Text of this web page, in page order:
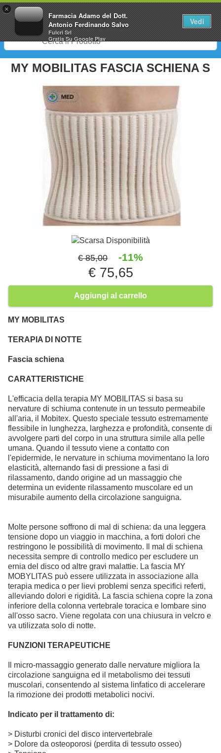
×
Farmacia Adamo del Dott.
Antonio Ferdinando Salvo
Fulcri Srl
GratisSu Google Play
Vedi
0
MY MOBILITAS FASCIA SCHIENA S
Scarsa Disponibilità
€ 85,00 -11%
€ 75,65
Aggiungi al carrello
MY MOBILITAS
TERAPIA DI NOTTE
Fascia schiena
CARATTERISTICHE
L'efficacia della terapia MY MOBILITAS si basa su
nervature di schiuma contenute in un tessuto permeabile
all'aria, il Mobitex. Questo speciale tessuto estremamente
flessibile in lunghezza, larghezza e profondità, consente di
avvolgere parti del corpo in una struttura simile alla pelle
umana. Quando il tessuto viene a contatto con
l'epidermide, le nervature in schiuma movimentano la loro
elasticità, alternando fasi di pressione a fasi di
rilassamento, dando origine ad un massaggio che
determina un evidente rilassamento muscolare ed un
misurabile aumento della circolazione sanguigna.
Molte persone soffrono di mal di schiena: da una leggera
tensione dopo un viaggio in macchina, a forti dolori che
restringono le possibilità di movimento. Il mal di schiena
necessita sempre di controllo medico per escludere un
ernia del disco od altre gravi malattie. La fascia MY
MOBYLITAS può essere utilizzata in associazione alla
terapia medica o per lievi problemi senza specifici referti,
alleviando dolori e rigidità. La fascia schiena copre la zona
inferiore della colonna vertebrale toracica e lombare sino
all'osso sacro. Viene regolata con una chiusura in velcro e
va utilizzata solo di notte.
FUNZIONI TERAPEUTICHE
Il micro-massaggio generato dalle nervature migliora la
circolazione sanguigna ed il metabolismo dei tessuti
muscolari, consentendo al sistema linfatico di accelerare
la rimozione dei prodotti metabolici nocivi.
Indicato per il trattamento di:
> Disturbi cronici del disco intervertebrale
> Dolore da osteoporosi (perdita di tessuto osseo)